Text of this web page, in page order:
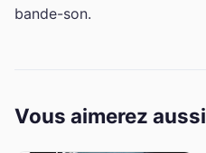
bande-son.
Vous aimerez aussi